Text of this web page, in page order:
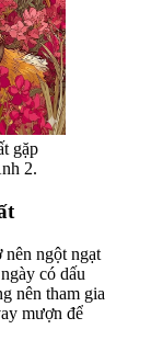
gặp
2.
ngột ngạt
có dấu
nên tham gia
mượn để